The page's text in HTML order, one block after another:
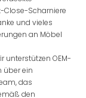
Close-Scharniere
und vieles
an Möbel
unterstützen OEM-
über ein
das
den